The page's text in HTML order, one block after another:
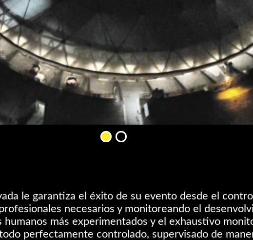
le garantiza el éxito de su evento desde el
necesarios y monitoreando el
humanos más experimentados y el exhaustivo
perfectamente controlado, supervisado de